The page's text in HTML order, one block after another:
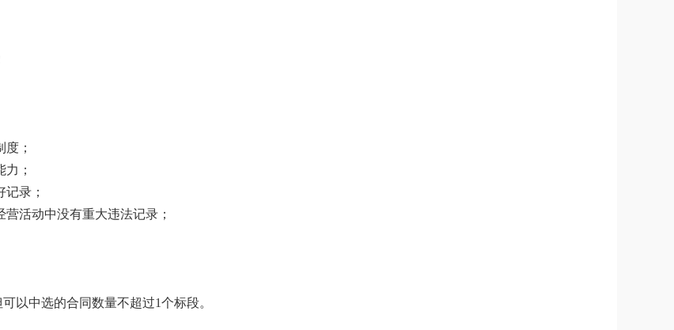
；
；
录；
活动中没有重大违法记录；
可以中选的合同数量不超过1个标段。